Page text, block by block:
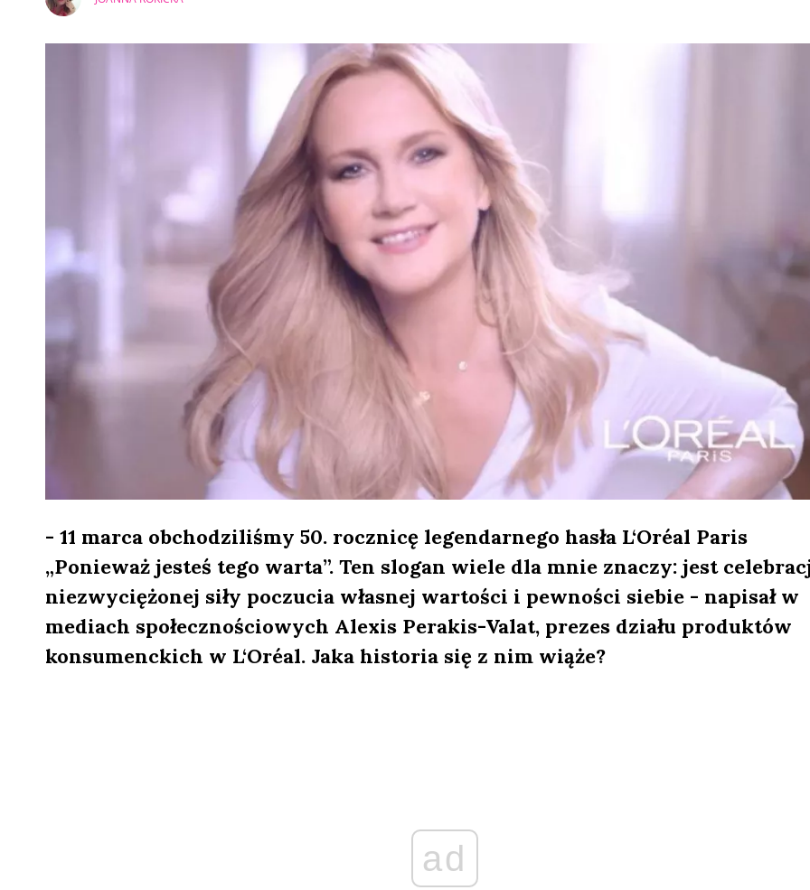
- 11 marca obchodziliśmy 50. rocznicę legendarnego hasła L‘Oréal Paris
„Ponieważ jesteś tego warta”. Ten slogan wiele dla mnie znaczy: jest
niezwyciężonej siły poczucia własnej wartości i pewności siebie - napisał w
mediach społecznościowych Alexis Perakis-Valat, prezes działu produktów
konsumenckich w L‘Oréal. Jaka historia się z nim wiąże?
ad